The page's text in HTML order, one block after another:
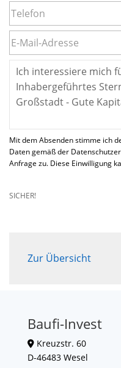
Mit dem Absenden stimme ich
Daten gemäß der
Anfrage zu. Diese Einwilligung
SICHER!
Zur Übersicht
Baufi-Invest
Kreuzstr. 60
D-46483 Wesel